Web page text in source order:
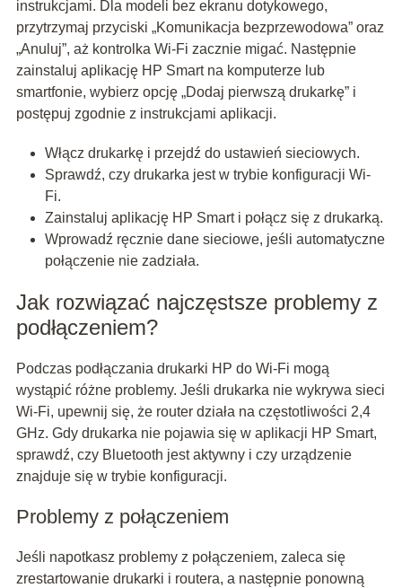
instrukcjami. Dla modeli bez ekranu dotykowego,
przytrzymaj przyciski „Komunikacja bezprzewodowa” oraz
„Anuluj”, aż kontrolka Wi-Fi zacznie migać. Następnie
zainstaluj aplikację HP Smart na komputerze lub
smartfonie, wybierz opcję „Dodaj pierwszą drukarkę” i
postępuj zgodnie z instrukcjami aplikacji.
Włącz drukarkę i przejdź do ustawień sieciowych.
Sprawdź, czy drukarka jest w trybie konfiguracji Wi-
Fi.
Zainstaluj aplikację HP Smart i połącz się z drukarką.
Wprowadź ręcznie dane sieciowe, jeśli automatyczne
połączenie nie zadziała.
Jak rozwiązać najczęstsze problemy z
podłączeniem?
Podczas podłączania drukarki HP do Wi-Fi mogą
wystąpić różne problemy. Jeśli drukarka nie wykrywa sieci
Wi-Fi, upewnij się, że router działa na częstotliwości 2,4
GHz. Gdy drukarka nie pojawia się w aplikacji HP Smart,
sprawdź, czy Bluetooth jest aktywny i czy urządzenie
znajduje się w trybie konfiguracji.
Problemy z połączeniem
Jeśli napotkasz problemy z połączeniem, zaleca się
zrestartowanie drukarki i routera, a następnie ponowną